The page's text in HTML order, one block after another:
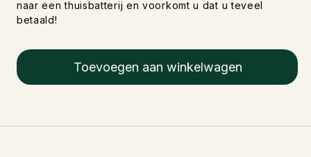
naar een thuisbatterij en voorkomt u dat u teveel
betaald!
Toevoegen aan winkelwagen